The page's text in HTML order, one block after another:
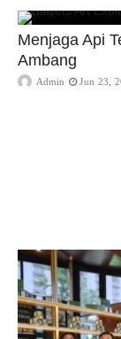
Menjaga Api
Ambang
Admin Jun 23,